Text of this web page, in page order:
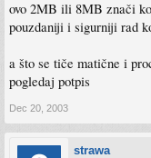
ovo 2MB ili 8MB znači
pouzdaniji i sigurniji rad
a što se tiče matične i
pogledaj potpis
Dec 20, 2003
strawa